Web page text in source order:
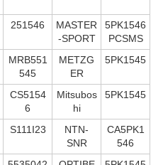
251546
MASTER
-SPORT
5PK1546
PCSMS
MRB551
545
METZG
ER
5PK1545
CS5154
6
Mitsubos
hi
5PK1545
S111I23
NTN-
SNR
CA5PK1
546